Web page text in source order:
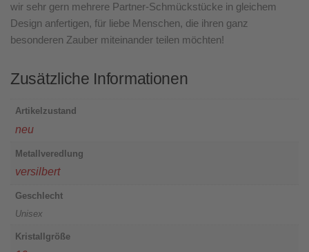
wir sehr gern mehrere Partner-Schmückstücke in gleichem
Design anfertigen, für liebe Menschen, die ihren ganz
besonderen Zauber miteinander teilen möchten!
Zusätzliche Informationen
Artikelzustand
neu
Metallveredlung
versilbert
Geschlecht
Unisex
Kristallgröße